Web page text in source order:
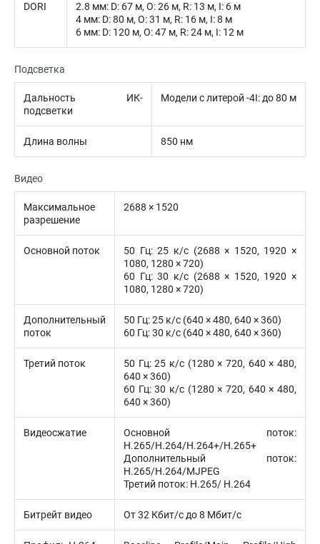
DORI
2.8 мм: D: 67 м, O: 26 м, R: 13 м, I: 6 м
4 мм: D: 80 м, O: 31 м, R: 16 м, I: 8 м
6 мм: D: 120 м, O: 47 м, R: 24 м, I: 12 м
Подсветка
Дальность ИК-
подсветки
Модели с литерой -4I: до 80 м
Длина волны 850 нм
Видео
Максимальное
разрешение
2688 × 1520
Основной поток
50 Гц: 25 к/с (2688 × 1520, 1920 ×
1080, 1280 × 720)
60 Гц: 30 к/с (2688 × 1520, 1920 ×
1080, 1280 × 720)
Дополнительный
поток
50 Гц: 25 к/с (640 × 480, 640 × 360)
60 Гц: 30 к/с (640 × 480, 640 × 360)
Третий поток
50 Гц: 25 к/с (1280 × 720, 640 × 480,
640 × 360)
60 Гц: 30 к/с (1280 × 720, 640 × 480,
640 × 360)
Видеосжатие
Основной поток:
H.265/H.264/H.264+/H.265+
Дополнительный поток:
H.265/H.264/MJPEG
Третий поток: H.265/ H.264
Битрейт видео От 32 Кбит/с до 8 Мбит/с